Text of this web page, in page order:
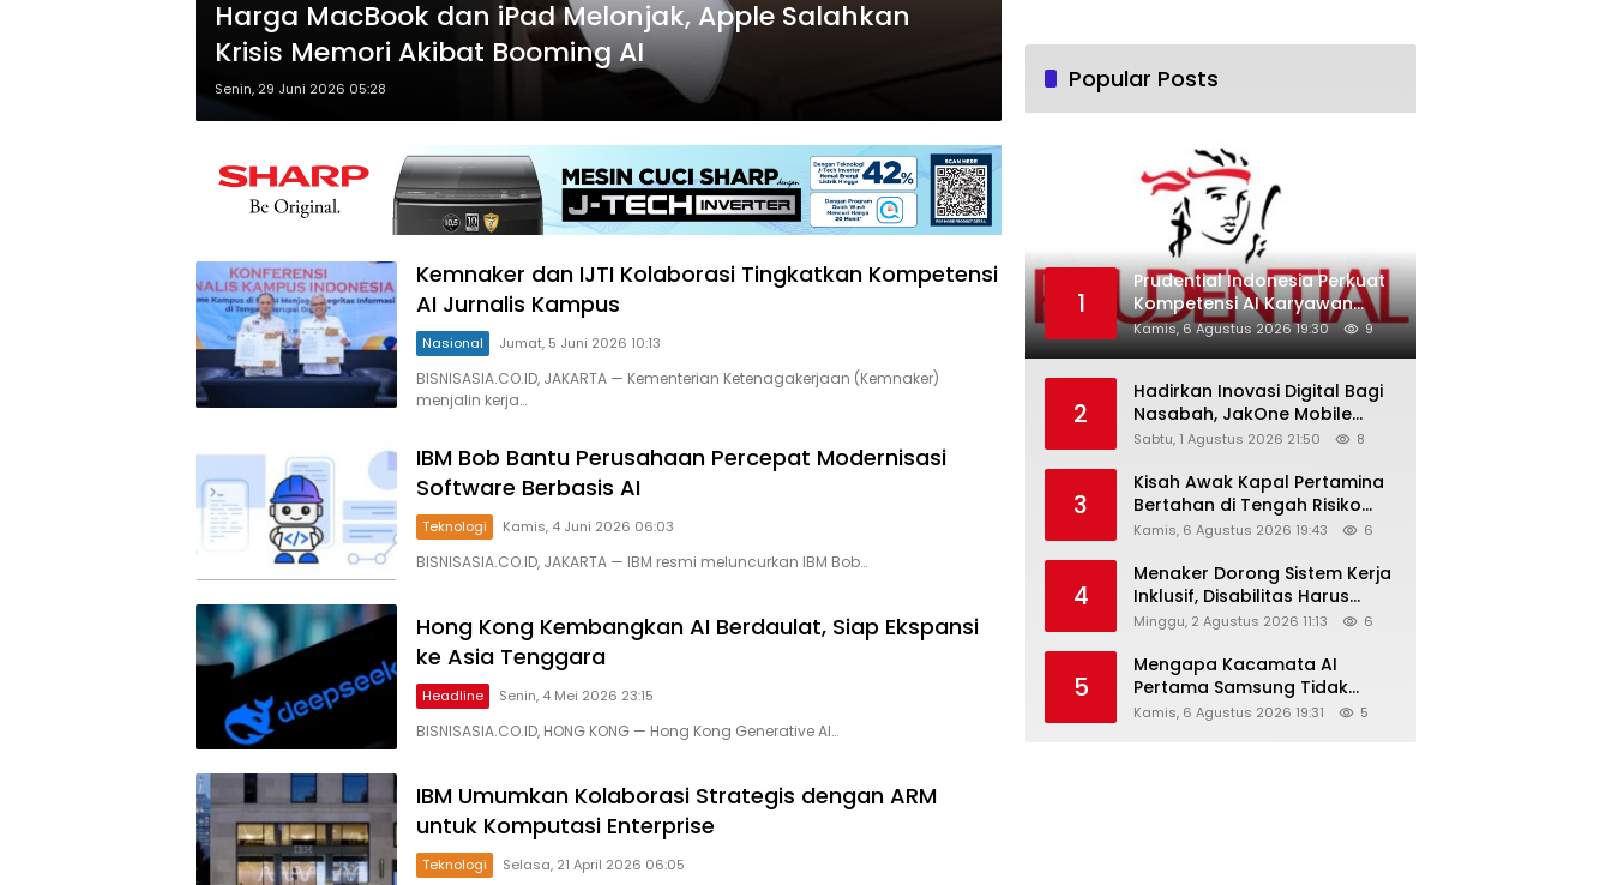
Harga MacBook dan iPad Melonjak, Apple Salahkan
Krisis Memori Akibat Booming AI
Senin, 29 Juni 2026 05:28
Kemnaker dan IJTI Kolaborasi Tingkatkan Kompetensi
AI Jurnalis Kampus
Nasional Jumat, 5 Juni 2026 10:13
BISNISASIA.CO.ID, JAKARTA — Kementerian Ketenagakerjaan (Kemnaker)
menjalin kerja…
IBM Bob Bantu Perusahaan Percepat Modernisasi
Software Berbasis AI
Teknologi Kamis, 4 Juni 2026 06:03
BISNISASIA.CO.ID, JAKARTA — IBM resmi meluncurkan IBM Bob…
Hong Kong Kembangkan AI Berdaulat, Siap Ekspansi
ke Asia Tenggara
Headline Senin, 4 Mei 2026 23:15
BISNISASIA.CO.ID, HONG KONG — Hong Kong Generative AI…
IBM Umumkan Kolaborasi Strategis dengan ARM
untuk Komputasi Enterprise
Teknologi Selasa, 21 April 2026 06:05
Popular Posts
1
Prudential Indonesia Perkuat
Kompetensi AI Karyawan
Lewat AI Week
Kamis, 6 Agustus 2026 19:30 9
2
Hadirkan Inovasi Digital Bagi
Nasabah, JakOne Mobile
Antar Bank Jakarta Sukses
Awards 2026
Sabtu, 1 Agustus 2026 21:50 8
3
Kisah Awak Kapal Pertamina
Bertahan di Tengah Risiko
Pelayaran Selat Hormuz
Kamis, 6 Agustus 2026 19:43 6
4
Menaker Dorong Sistem Kerja
Inklusif, Disabilitas Harus
Dapat Kesempatan Setara
Minggu, 2 Agustus 2026 11:13 6
5
Mengapa Kacamata AI
Pertama Samsung Tidak
Dibekali Layar?
Kamis, 6 Agustus 2026 19:31 5